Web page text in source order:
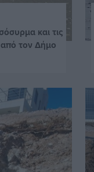
και τις
από τον Δήμο